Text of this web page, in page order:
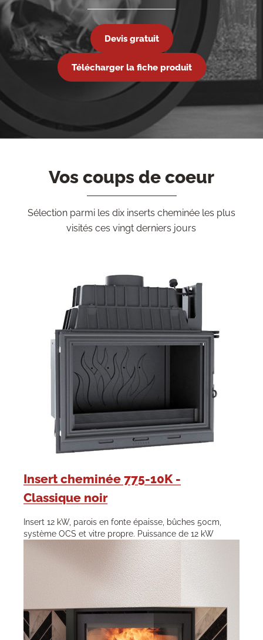
Devis gratuit
Télécharger la fiche produit
Vos coups de coeur
Sélection parmi les dix inserts cheminée les plus
visités ces vingt derniers jours
Insert cheminée 775-10K -
Classique noir
Insert 12 kW, parois en fonte épaisse, bûches 50cm,
système OCS et vitre propre. Puissance de 12 kW